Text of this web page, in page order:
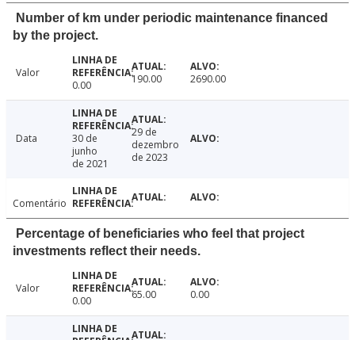
Number of km under periodic maintenance financed
by the project.
Valor
0.00
190.00 2690.00
Data
30 de
junho
de 2021
29 de
dezembro
de 2023
Comentário
Percentage of beneficiaries who feel that project
investments reflect their needs.
Valor
0.00
65.00 0.00